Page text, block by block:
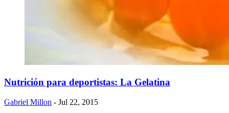
Nutrición para deportistas: La Gelatina
Gabriel Millon - Jul 22, 2015